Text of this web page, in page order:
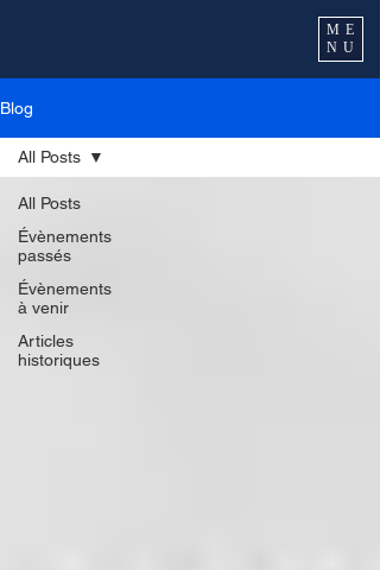
ME
NU
Blog
All Posts
Évènements
passés
Évènements
à venir
Articles
historiques
All Posts